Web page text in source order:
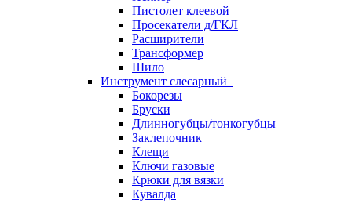
Пистолет клеевой
Просекатели д/ГКЛ
Расширители
Трансформер
Шило
Инструмент слесарный
Бокорезы
Бруски
Длинногубцы/тонкогубцы
Заклепочник
Клещи
Ключи газовые
Крюки для вязки
Кувалда